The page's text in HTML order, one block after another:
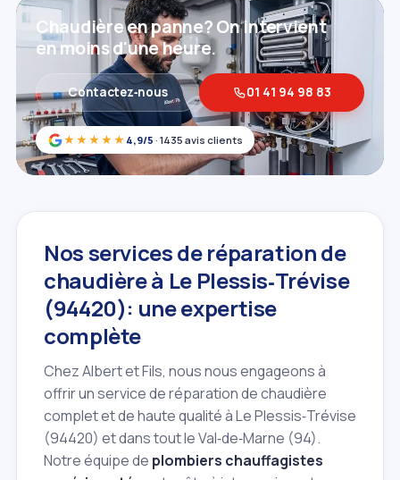
★★★★★ 4,9/5 · 1435 avis clients
Chaudière en panne? On intervient
en moins d'une heure.
Contactez‑nous 01 41 94 98 83
Nos services de réparation de
chaudière à Le Plessis‑Trévise
(94420): une expertise
complète
Chez Albert et Fils, nous nous engageons à
offrir un service de réparation de chaudière
complet et de haute qualité à Le Plessis‑Trévise
(94420) et dans tout le Val‑de‑Marne (94).
Notre équipe de plombiers chauffagistes